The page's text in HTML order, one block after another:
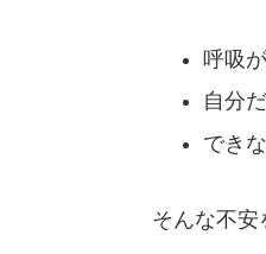
呼吸
自分
でき
そんな不安